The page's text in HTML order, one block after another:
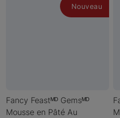
Nouveau
Fancy Feastᴹᴰ Gemsᴹᴰ
Mousse en Pâté Au